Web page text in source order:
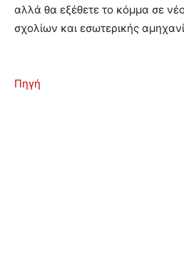
αλλά θα εξέθετε το κόμμα σε
σχολίων και εσωτερικής
Πηγή